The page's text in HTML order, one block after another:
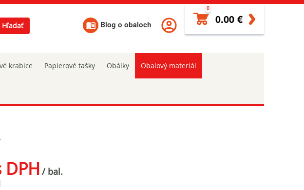
Hľadať Blog o obaloch
0
0.00 €
krabice Papierové tašky Obálky Obalový materiál
DPH / bal.